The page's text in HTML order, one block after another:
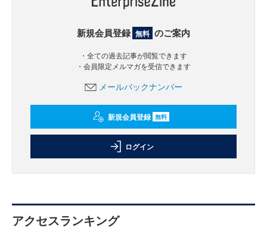
新規会員登録 無料 のご案内
・全ての過去記事が閲覧できます
・会員限定メルマガを受信できます
メールバックナンバー
新規会員登録 無料
ログイン
アクセスランキング